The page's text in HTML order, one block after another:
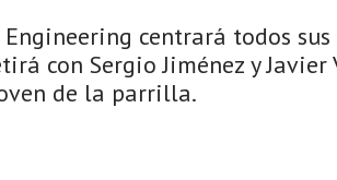
centrará todos sus
con Sergio Jiménez y
de la parrilla.